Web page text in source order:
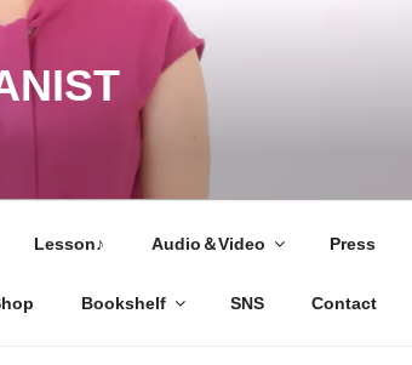
Lesson♪ Audio＆Video Press
Bookshelf SNS Contact